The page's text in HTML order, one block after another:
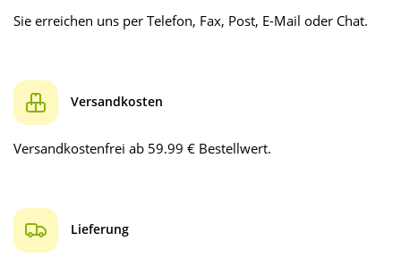
Sie erreichen uns per Telefon, Fax, Post, E-Mail oder Chat.
Versandkosten
Versandkostenfrei ab 59.99 € Bestellwert.
Lieferung